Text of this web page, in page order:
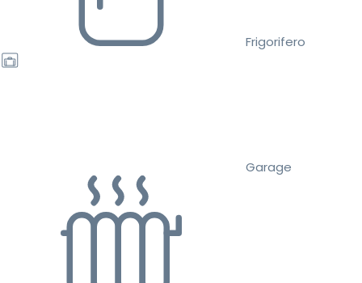
Frigorifero
Garage